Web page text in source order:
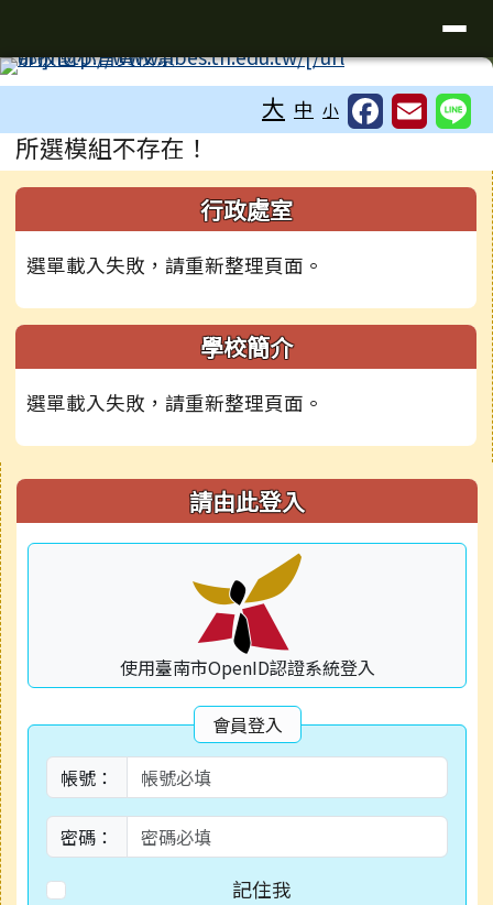
大 中 小
主內容區域
所選模組不存在！
下中右區域內容
左邊區域內容 行政處室
選單載入失敗，請重新整理頁面。
學校簡介
選單載入失敗，請重新整理頁面。
右邊區域內容 請由此登入
使用臺南市OpenID認證系統登入
會員登入
帳號：
密碼：
記住我
頁尾區域